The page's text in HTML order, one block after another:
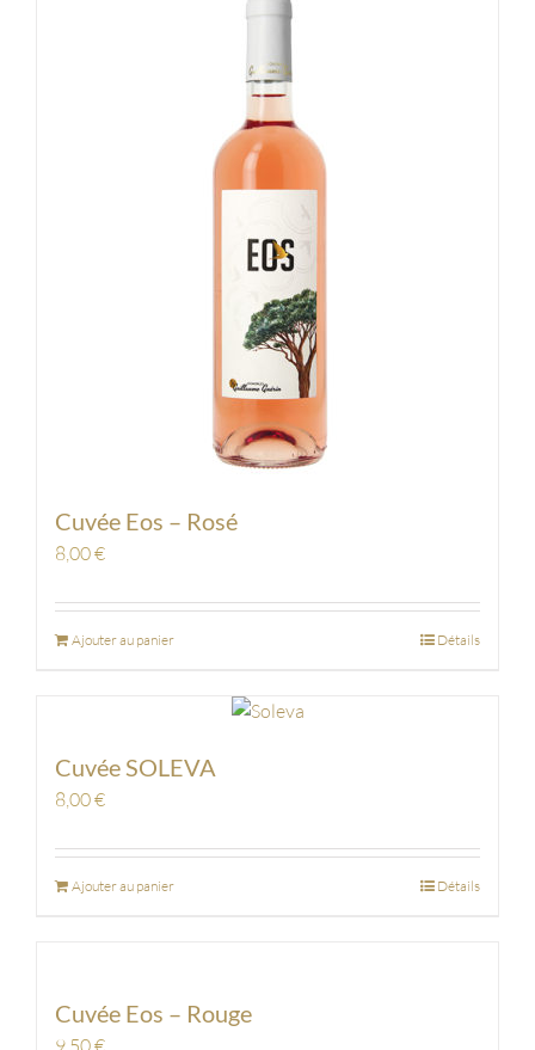
Cuvée Eos – Rosé
8,00€
Ajouter au panier Détails
Cuvée SOLEVA
8,00€
Ajouter au panier Détails
Cuvée Eos – Rouge